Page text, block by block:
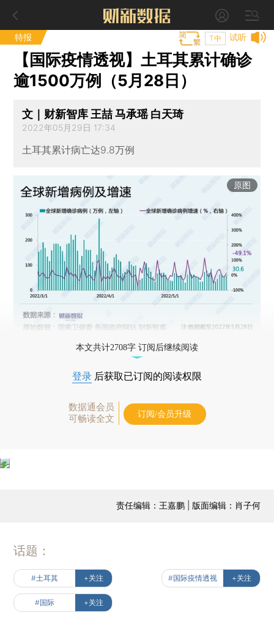
特报 试听
T中
【国际疫情透视】土耳其累计确诊
逾1500万例（5月28日）
文｜财新智库 王喆 马承瑶 白天琦
2022年05月29日 17:34
土耳其累计病亡达9.8万例
原图
本文共计2708字 订阅后继续阅读
登录 后获取已订阅的阅读权限
数据通会员
可畅读全文
订阅/会员升级
责任编辑：王嘉鹏 | 版面编辑：肖子何
话题：
#土耳其 +关注 #国际疫情透视 +关注
#国际 +关注